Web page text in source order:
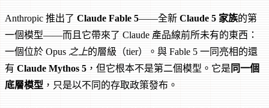
Anthropic 推出了 Claude Fable 5——全新 Claude 5 家族的第
一個模型——而且它帶來了 Claude 產品線前所未有的東西：
一個位於 Opus 之上的層級（tier）。與 Fable 5 一同亮相的還
有 Claude Mythos 5 ，但它根本不是第二個模型。它是 同一個
底層模型 ，只是以不同的存取政策發布。